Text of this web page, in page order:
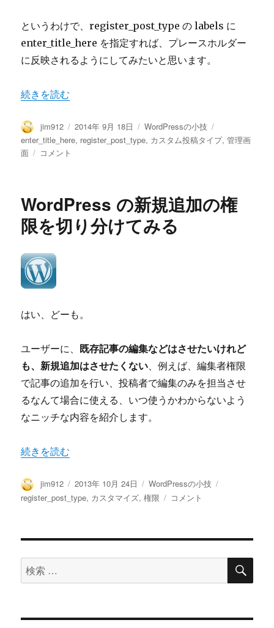
というわけで、register_post_type の labels に
enter_title_here を指定すれば、プレースホルダー
に反映されるようにしてみたいと思います。
“WordPressのタイトル入力欄のプレースホルダー「
続きを読む
投
稿
者
jim912
投
稿
2014年 9月 18日
カ
テ
WordPressの小技
グ
enter_title_here, register_post_type, カスタム投稿タイプ,管理画
面
WordPress
ト
ル
入
欄
の
プ
ス
ル
ダ
ー
「こ
こ
タ
ト
ル
入
力」
で
定
す
コメント
WordPress の新規追加の権
限を切り分けてみる
はい、どーも。
ユーザーに、 既存記事の編集などはさせたいけれど
も、新規追加はさせたくない、例えば、編集者権限
で記事の追加を行い、投稿者で編集のみを担当させ
るなんて場合に使える、いつ使うかわからないよう
なニッチな内容を紹介します。
“WordPress の新規追加の権限を切り分けてみる” の
続きを読む
投
稿
jim912
投
稿
2013年 10月 24日
カ
テ
WordPressの小技
register_post_type, カスタマイズ,権限
WordPress
加
権
コメント
検
索
象:
検